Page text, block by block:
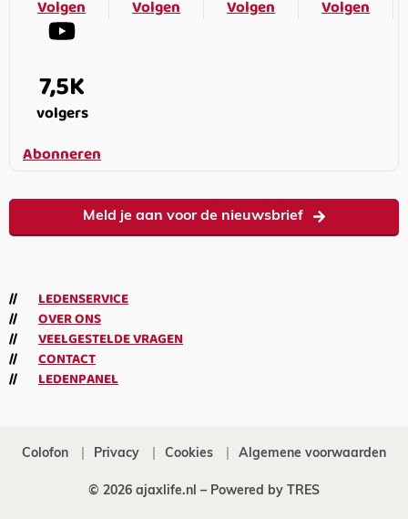
Volgen
Volgen
Volgen
Volgen
7,5K
volgers
Abonneren
Meld je aan voor de nieuwsbrief
LEDENSERVICE
OVER ONS
VEELGESTELDE VRAGEN
CONTACT
LEDENPANEL
Colofon Privacy Cookies Algemene voorwaarden
© 2026 ajaxlife.nl – Powered by TRES